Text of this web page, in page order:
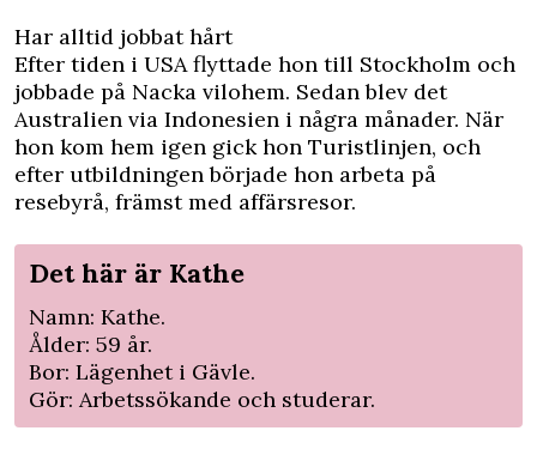
Har alltid jobbat hårt
Efter tiden i USA flyttade hon till Stockholm och
jobbade på Nacka vilohem. Sedan blev det
Australien via Indonesien i några månader. När
hon kom hem igen gick hon Turistlinjen, och
efter utbildningen började hon arbeta på
resebyrå, främst med affärsresor.
Det här är Kathe
Namn: Kathe.
Ålder: 59 år.
Bor: Lägenhet i Gävle.
Gör: Arbetssökande och studerar.